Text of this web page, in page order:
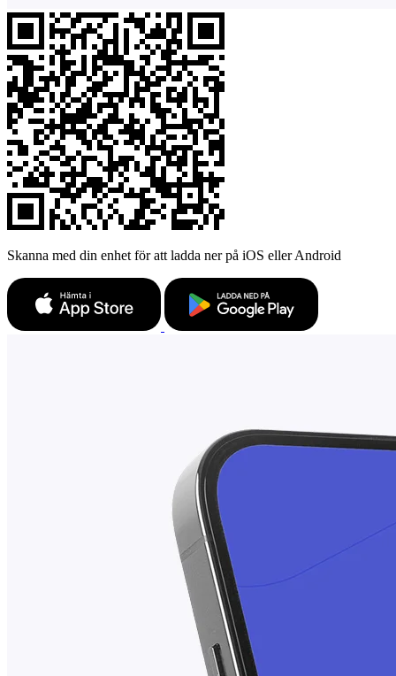
Skanna med din enhet för att ladda ner på iOS eller Android